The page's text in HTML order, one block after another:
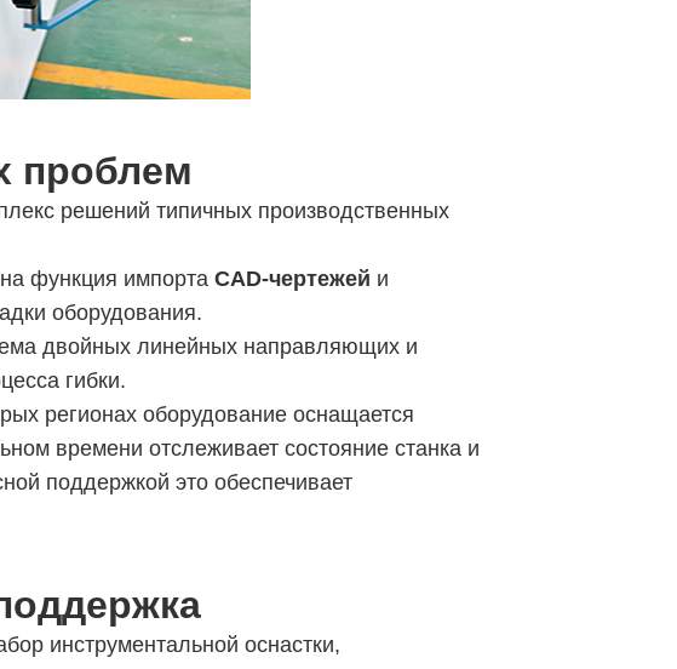
проблем
решений типичных производственных
функция импорта CAD-чертежей и
оборудования.
двойных линейных направляющих и
гибки.
регионах оборудование оснащается
времени отслеживает состояние станка и
поддержкой это обеспечивает
инструментальной оснастки,